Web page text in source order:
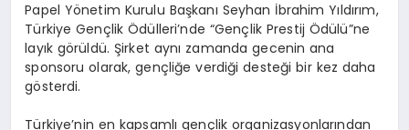
Papel Yönetim Kurulu Başkanı Seyhan İbrahim Yıldırım,
Türkiye Gençlik Ödülleri’nde “Gençlik Prestij Ödülü”ne
layık görüldü. Şirket aynı zamanda gecenin ana
sponsoru olarak, gençliğe verdiği desteği bir kez daha
gösterdi.
Türkiye’nin en kapsamlı gençlik organizasyonlarından